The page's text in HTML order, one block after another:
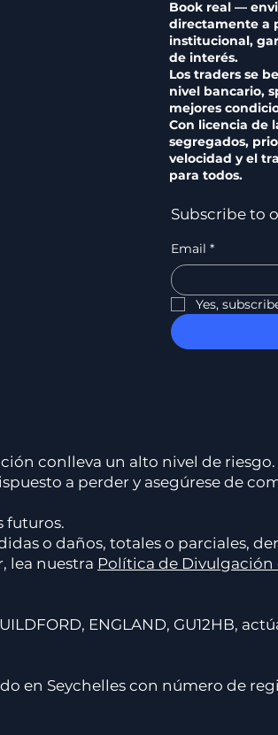
Book real —
directamente a
institucional,
de interés.
Los traders se
nivel bancario,
mejores
Con licencia de
segregados,
velocidad y el
para todos.
Subscribe to
Email *
Yes,
conlleva un alto nivel de riesgo.
a perder y asegúrese de
futuros.
o daños, totales o parciales,
lea nuestra Política de Divulgación
ENGLAND, GU12HB,
en Seychelles con número de